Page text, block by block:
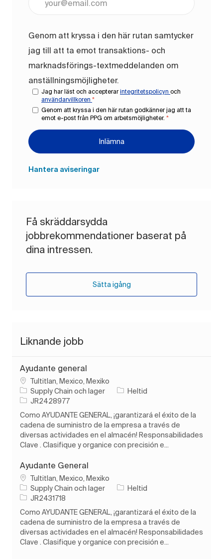
Genom att kryssa i den här rutan samtycker
jag till att ta emot transaktions- och
marknadsförings-textmeddelanden om
anställningsmöjligheter.
Jag har läst och accepterarintegritetspolicyn och
användarvillkoren *
Genom att kryssa i den här rutan godkänner jag att ta
emot e-post från PPG om arbetsmöjligheter. *
Inlämna
Hantera aviseringar
Få skräddarsydda
jobbrekommendationer baserat på
dina intressen.
Sätta igång
Liknande jobb
Ayudante general
PlatsTultitlan, Mexico, Mexiko
Kategori
Supply Chain och lager Typ av jobb
Heltid
Jobb-ID
JR2428977
Como AYUDANTE GENERAL, ¡garantizará el éxito de la
cadena de suministro de la empresa a través de
diversas actividades en el almacén! Responsabilidades
Clave . Clasifique y organice con precisión e...
Ayudante General
PlatsTultitlan, Mexico, Mexiko
Kategori
Supply Chain och lager Typ av jobb
Heltid
Jobb-ID
JR2431718
Como AYUDANTE GENERAL, ¡garantizará el éxito de la
cadena de suministro de la empresa a través de
diversas actividades en el almacén! Responsabilidades
Clave . Clasifique y organice con precisión e...